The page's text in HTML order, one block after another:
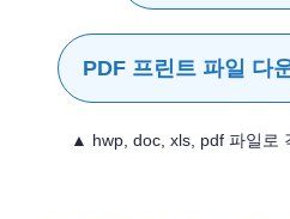
PDF 프린트 파일 다
▲ hwp, doc, xls, pdf 파일로